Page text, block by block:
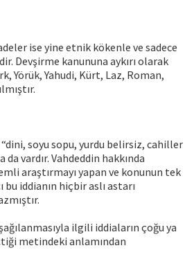
ise yine etnik kökenle ve sadece
Devşirme kanununa aykırı olarak
Yörük, Yahudi, Kürt, Laz, Roman,
soyu sopu, yurdu belirsiz, cahiller
da vardır. Vahdeddin hakkında
araştırmayı yapan ve konunun tek
bu iddianın hiçbir aslı astarı
ilgili iddiaların çoğu ya
metindeki anlamından